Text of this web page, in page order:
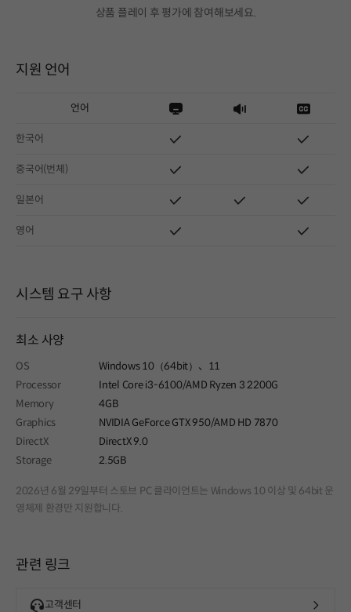
상품 플레이 후 평가에 참여해보세요.
지원 언어
언어
한국어
중국어(번체)
일본어
영어
시스템 요구 사항
최소 사양
OS
Windows 10（64bit）、11
Processor
Intel Core i3-6100/AMD Ryzen 3 2200G
Memory
4GB
Graphics
NVIDIA GeForce GTX 950/AMD HD 7870
DirectX
DirectX 9.0
Storage
2.5GB
2026년 6월 29일부터 스토브 PC 클라이언트는 Windows 10 이상 및 64bit 운
영체제 환경만 지원합니다.
관련 링크
고객센터